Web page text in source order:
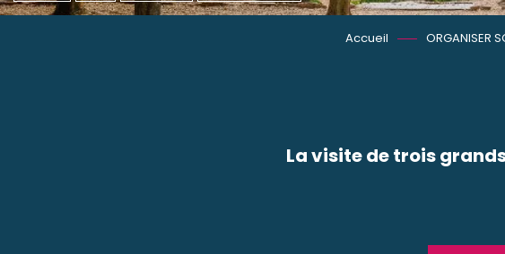
Accueil ORGANISER
La visite de trois